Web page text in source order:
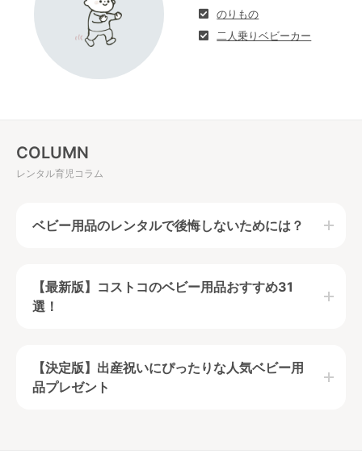
のりもの
二人乗りベビーカー
COLUMN
レンタル育児コラム
ベビー用品のレンタルで後悔しないためには？
できるのがベビー用品レンタルの特徴です。
ベビー用品のレンタルで後悔しないためには、ベビー
購入するべきか、そもそも導入するべきかきちんと見
極めましょう。
【最新版】コストコのベビー用品おすすめ31
選！
【決定版】出産祝いにぴったりな人気ベビー用
品プレゼント